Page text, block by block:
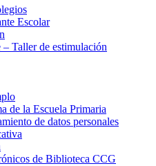
Escolar
Taller de estimulación
de la Escuela Primaria
de datos personales
de Biblioteca CCG